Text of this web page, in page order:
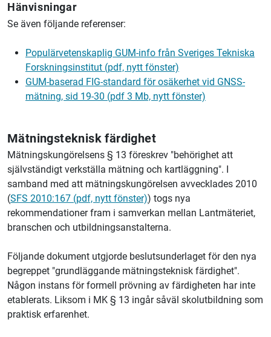
Hänvisningar
Se även följande referenser:
Populärvetenskaplig GUM-info från Sveriges Tekniska
Forskningsinstitut (pdf, nytt fönster)
GUM-baserad FIG-standard för osäkerhet vid GNSS-
mätning, sid 19-30 (pdf 3 Mb, nytt fönster)
Mätningsteknisk färdighet
Mätningskungörelsens § 13 föreskrev "behörighet att
självständigt verkställa mätning och kartläggning". I
samband med att mätningskungörelsen avvecklades 2010
(SFS 2010:167 (pdf, nytt fönster)) togs nya
rekommendationer fram i samverkan mellan Lantmäteriet,
branschen och utbildningsanstalterna.
Följande dokument utgjorde beslutsunderlaget för den nya
begreppet "grundläggande mätningsteknisk färdighet".
Någon instans för formell prövning av färdigheten har inte
etablerats. Liksom i MK § 13 ingår såväl skolutbildning som
praktisk erfarenhet.